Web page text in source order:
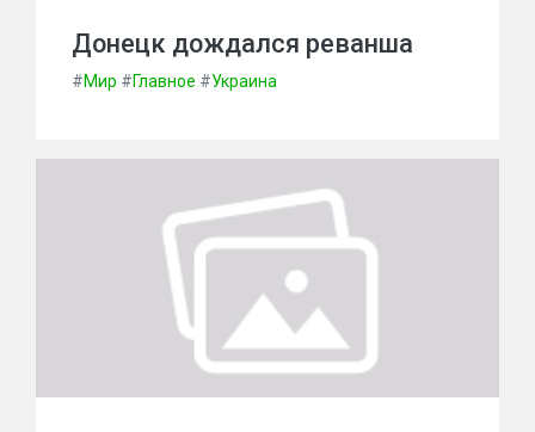
Донецк дождался реванша
#Мир #Главное #Украина